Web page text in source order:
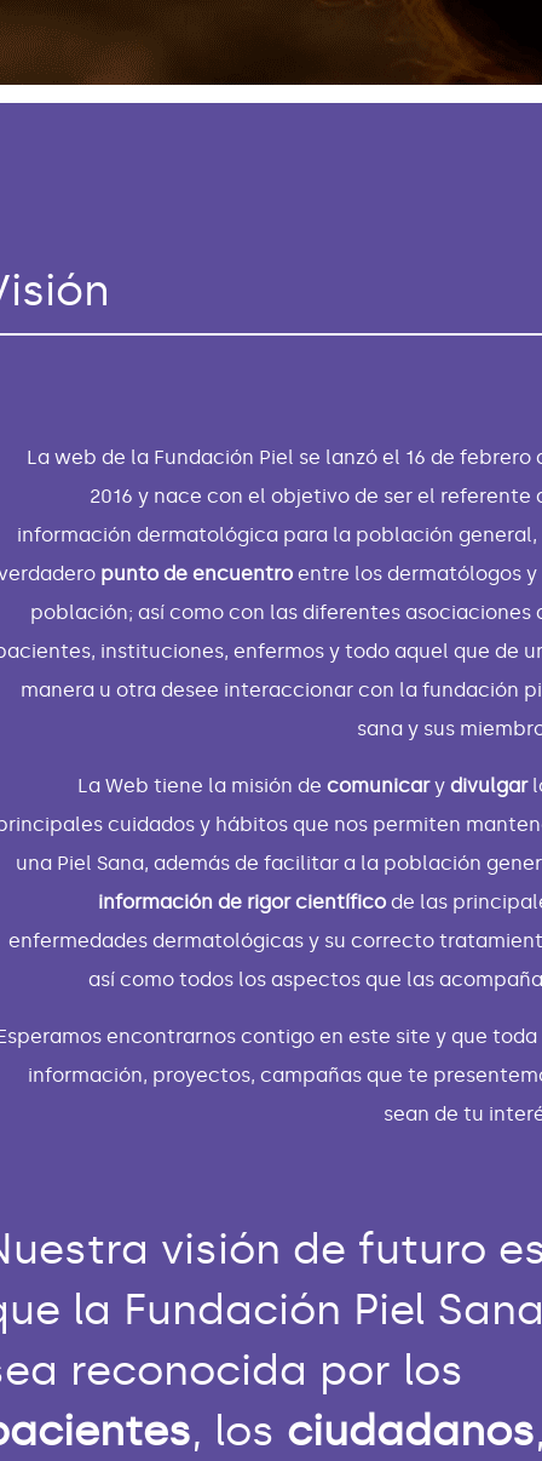
La web de la Fundación Piel se lanzó el 16 de febrero
2016 y nace con el objetivo de ser el referente
información dermatológica para la población general,
punto de encuentro entre los dermatólogos y
población; así como con las diferentes asociaciones
instituciones, enfermos y todo aquel que de
manera u otra desee interaccionar con la fundación
sana y sus
La Web tiene la misión de comunicary divulgar
cuidados y hábitos que nos permiten
una Piel Sana, además de facilitar a la población
información de rigor científico de las
enfermedades dermatológicas y su correcto
así como todos los aspectos que las
encontrarnos contigo en este site y que toda
información, proyectos, campañas que te
sean de tu
visión de futuro
la Fundación Piel
reconocida por los
, los ciudadanos